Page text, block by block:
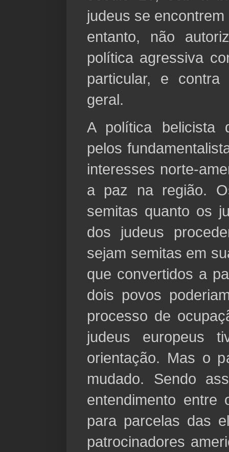
judeus se
entanto, não
política agressiva
particular, e
geral.
A política belicista
pelos
interesses norte-
a paz na região.
semitas quanto os
dos judeus
sejam semitas em
que convertidos a
dois povos
processo de
judeus europeus
orientação. Mas o
mudado. Sendo
entendimento
para parcelas das
patrocinadores